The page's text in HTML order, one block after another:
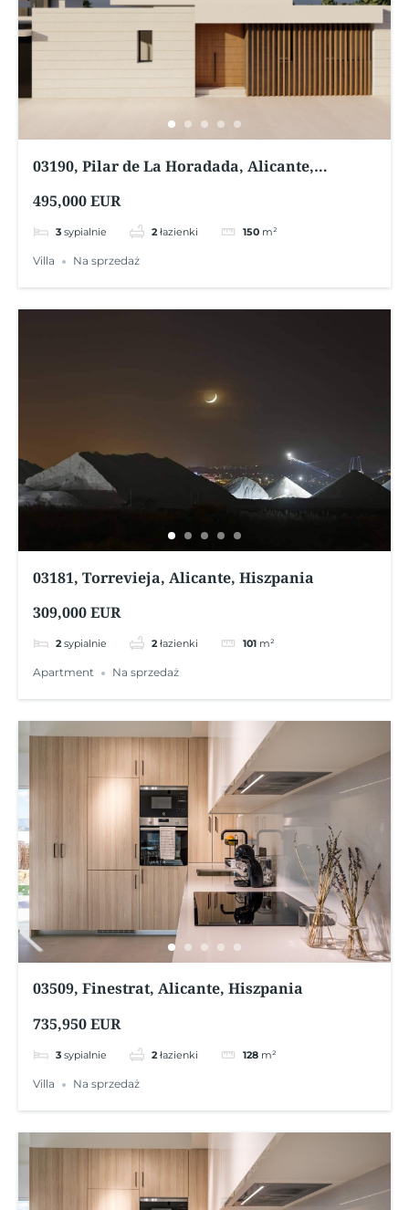
03190, Pilar de La Horadada, Alicante,
495,000 EUR
3 sypialnie 2 łazienki 150 m²
Villa Na sprzedaż
03181, Torrevieja, Alicante, Hiszpania
309,000 EUR
2 sypialnie 2 łazienki 101 m²
Apartment Na sprzedaż
03509, Finestrat, Alicante, Hiszpania
735,950 EUR
3 sypialnie 2 łazienki 128 m²
Villa Na sprzedaż